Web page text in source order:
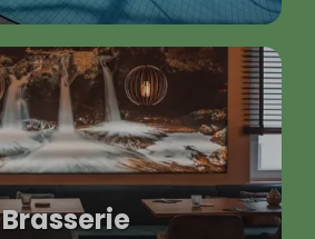
Brasserie